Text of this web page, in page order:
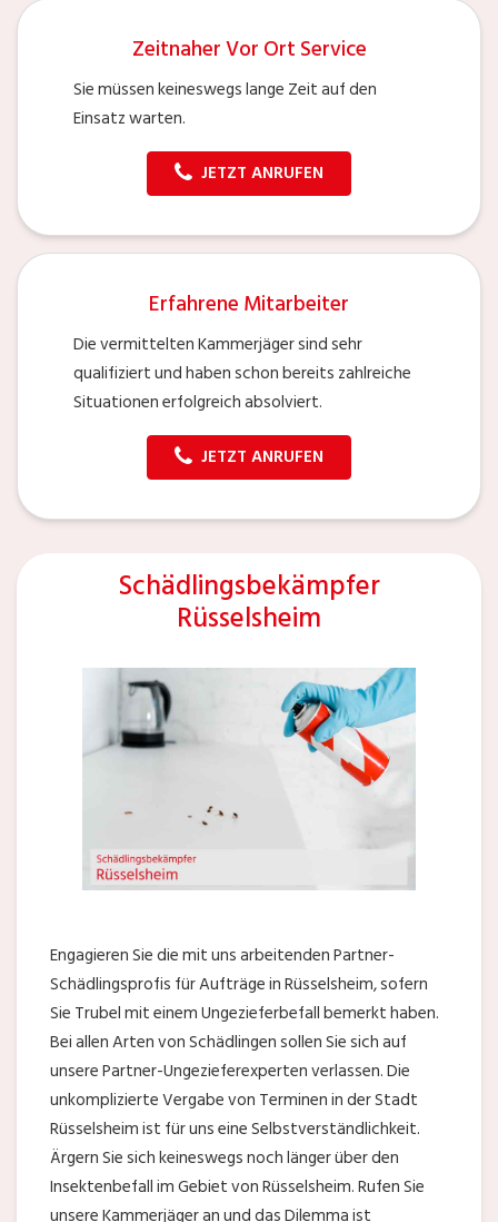
Zeitnaher Vor Ort Service
Sie müssen keineswegs lange Zeit auf den
Einsatz warten.
JETZT ANRUFEN
Erfahrene Mitarbeiter
Die vermittelten Kammerjäger sind sehr
qualifiziert und haben schon bereits zahlreiche
Situationen erfolgreich absolviert.
JETZT ANRUFEN
Schädlingsbekämpfer
Rüsselsheim
Engagieren Sie die mit uns arbeitenden Partner-
Schädlingsprofis für Aufträge in Rüsselsheim, sofern
Sie Trubel mit einem Ungezieferbefall bemerkt haben.
Bei allen Arten von Schädlingen sollen Sie sich auf
unsere Partner-Ungezieferexperten verlassen. Die
unkomplizierte Vergabe von Terminen in der Stadt
Rüsselsheim ist für uns eine Selbstverständlichkeit.
Ärgern Sie sich keineswegs noch länger über den
Insektenbefall im Gebiet von Rüsselsheim. Rufen Sie
unsere Kammerjäger an und das Dilemma ist